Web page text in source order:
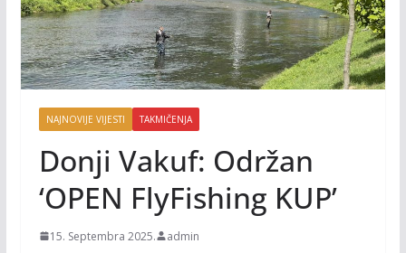
NAJNOVIJE VIJESTI TAKMIČENJA
Donji Vakuf: Održan
‘OPEN FlyFishing KUP’
15. Septembra 2025. admin